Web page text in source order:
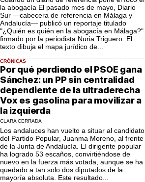
la abogacía El pasado mes de mayo, Diario
Sur —cabecera de referencia en Málaga y
Andalucía— publicó un reportaje titulado
"¿Quién es quién en la abogacía en Málaga?" ,
firmado por la periodista Nuria Triguero. El
texto dibuja el mapa jurídico de...
CRÓNICAS
Por qué perdiendo el PSOE gana
Sánchez: un PP sin centralidad
dependiente de la ultraderecha
Vox es gasolina para movilizar a
la izquierda
CLARA CERRADA
Los andaluces han vuelto a situar al candidato
del Partido Popular, Juanma Moreno, al frente
de la Junta de Andalucía. El dirigente popular
ha logrado 53 escaños, convirtiéndose de
nuevo en la fuerza más votada, aunque se ha
quedado a tan solo dos diputados de la
mayoría absoluta. Este resultado...